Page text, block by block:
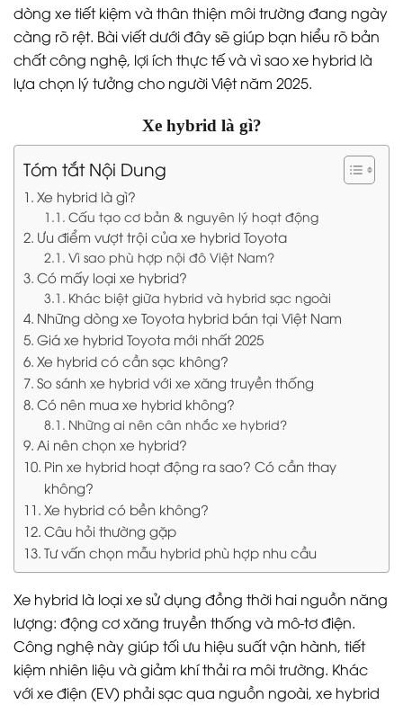
dòng xe tiết kiệm và thân thiện môi trường đang ngày
càng rõ rệt. Bài viết dưới đây sẽ giúp bạn hiểu rõ bản
chất công nghệ, lợi ích thực tế và vì sao xe hybrid là
lựa chọn lý tưởng cho người Việt năm 2025.
Xe hybrid là gì?
Tóm tắt Nội Dung
Xe hybrid là gì?
Cấu tạo cơ bản & nguyên lý hoạt động
Ưu điểm vượt trội của xe hybrid Toyota
Vì sao phù hợp nội đô Việt Nam?
Có mấy loại xe hybrid?
Khác biệt giữa hybrid và hybrid sạc ngoài
Những dòng xe Toyota hybrid bán tại Việt Nam
Giá xe hybrid Toyota mới nhất 2025
Xe hybrid có cần sạc không?
So sánh xe hybrid với xe xăng truyền thống
Có nên mua xe hybrid không?
Những ai nên cân nhắc xe hybrid?
Ai nên chọn xe hybrid?
Pin xe hybrid hoạt động ra sao? Có cần thay
không?
Xe hybrid có bền không?
Câu hỏi thường gặp
Tư vấn chọn mẫu hybrid phù hợp nhu cầu
Xe hybrid là loại xe sử dụng đồng thời hai nguồn năng
lượng: động cơ xăng truyền thống và mô-tơ điện.
Công nghệ này giúp tối ưu hiệu suất vận hành, tiết
kiệm nhiên liệu và giảm khí thải ra môi trường. Khác
với xe điện (EV) phải sạc qua nguồn ngoài, xe hybrid